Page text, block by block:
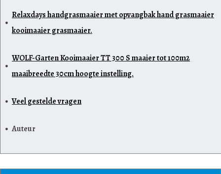
Relaxdays handgrasmaaier met opvangbak hand grasmaaier
kooimaaier grasmaaier.
WOLF-Garten Kooimaaier TT 300 S maaier tot 100m2
maaibreedte 30cm hoogte instelling.
Veel gestelde vragen
Auteur